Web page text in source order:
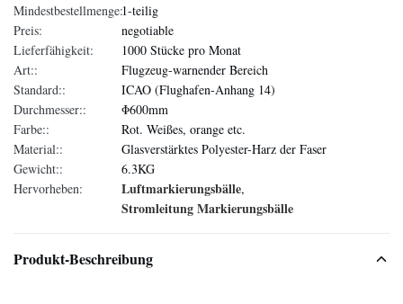
Mindestbestellmenge:1-teilig
Preis:
negotiable
Lieferfähigkeit:
1000 Stücke pro Monat
Art::
Flugzeug-warnender Bereich
Standard::
ICAO (Flughafen-Anhang 14)
Durchmesser::
Φ600mm
Farbe::
Rot. Weißes, orange etc.
Material::
Glasverstärktes Polyester-Harz der Faser
Gewicht::
6.3KG
Hervorheben:
Luftmarkierungsbälle,
Stromleitung Markierungsbälle
Produkt-Beschreibung